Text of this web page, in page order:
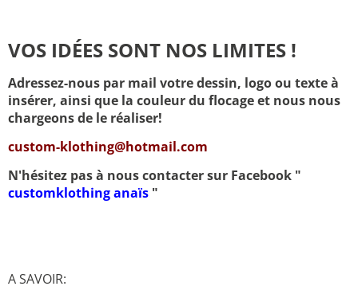
VOS IDÉES SONT NOS LIMITES !
Adressez-nous par mail votre dessin, logo ou texte à
insérer, ainsi que la couleur du flocage et nous nous
chargeons de le réaliser!
custom-klothing@hotmail.com
N'hésitez pas à nous contacter sur Facebook "
customklothing anaïs "
A SAVOIR: